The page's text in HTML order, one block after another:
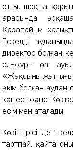
отты, шоқша қарып
арасында
Қарапайым
Ескелді
директор болған
ел-жұрт өз
«Жақсының
әкім болған аудан
көшесі және
есімімен аталады.
Көзі тірісіндегі
тартпай, қайта оның